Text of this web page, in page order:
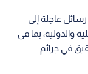
عاجلة إلى
والدولية، بما في
في جرائم